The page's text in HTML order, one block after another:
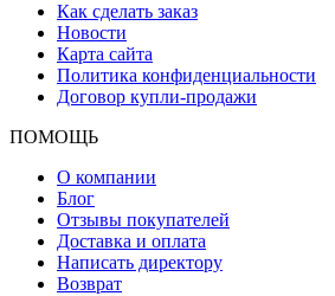
Как сделать заказ
Новости
Карта сайта
Политика конфиденциальности
Договор купли-продажи
ПОМОЩЬ
О компании
Блог
Отзывы покупателей
Доставка и оплата
Написать директору
Возврат